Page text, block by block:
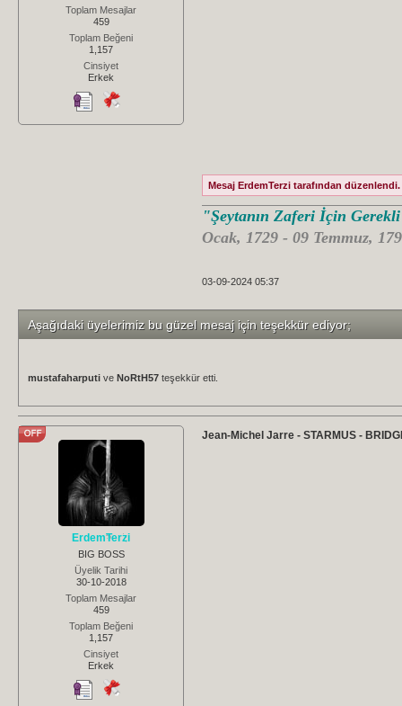
Toplam Mesajlar
459
Toplam Beğeni
1,157
Cinsiyet
Erkek
Mesaj ErdemTerzi tarafından düzenlendi.
"Şeytanın Zaferi İçin
Ocak, 1729 - 09 Temmuz,
03-09-2024 05:37
Aşağıdaki üyelerimiz bu güzel mesaj için teşekkür ediyor;
mustafaharputi ve NoRtH57 teşekkür etti.
ErdemTerzi
BIG BOSS
Üyelik Tarihi
30-10-2018
Toplam Mesajlar
459
Toplam Beğeni
1,157
Cinsiyet
Erkek
Jean-Michel Jarre - STARMUS -